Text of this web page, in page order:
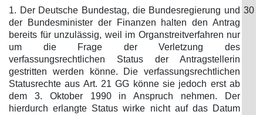
1. Der Deutsche Bundestag, die Bundesregierung und
der Bundesminister der Finanzen halten den Antrag
bereits für unzulässig, weil im Organstreitverfahren nur
um die Frage der Verletzung des
verfassungsrechtlichen Status der Antragstellerin
gestritten werden könne. Die verfassungsrechtlichen
Statusrechte aus Art. 21 GG könne sie jedoch erst ab
dem 3. Oktober 1990 in Anspruch nehmen. Der
hierdurch erlangte Status wirke nicht auf das Datum
30